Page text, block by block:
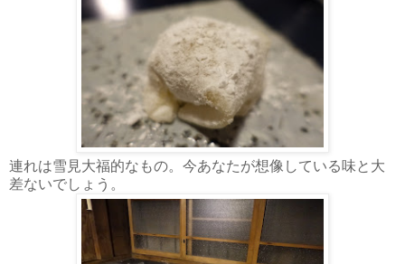
連れは雪見大福的なもの。今あなたが想像している味と大
差ないでしょう。